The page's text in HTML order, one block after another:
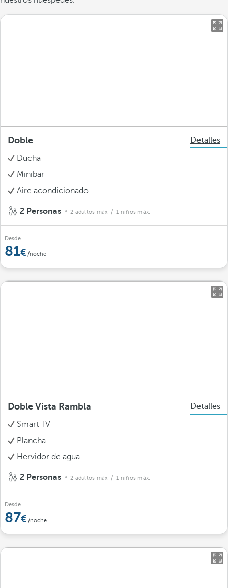
Doble
Detalles
Ducha
Minibar
Aire acondicionado
2 Personas 2 adultos máx. / 1 niños máx.
Desde
81 /noche
Doble Vista Rambla
Detalles
Smart TV
Plancha
Hervidor de agua
2 Personas 2 adultos máx. / 1 niños máx.
Desde
87 /noche